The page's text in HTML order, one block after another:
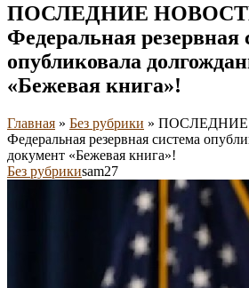
ПОСЛЕДНИЕ
Федеральная резервная
опубликовала
«Бежевая книга»!
Главная » Без рубрики »
Федеральная резервная система
документ «Бежевая книга»!
Без рубрикиsam27